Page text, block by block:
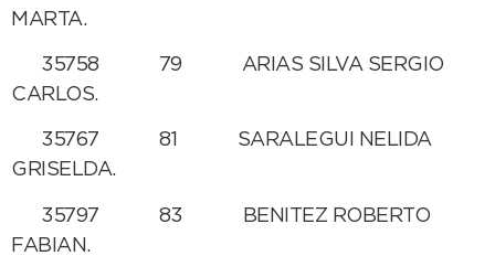
MARTA.
35758 79 ARIAS SILVA SERGIO
CARLOS.
35767 81 SARALEGUI NELIDA
GRISELDA.
35797 83 BENITEZ ROBERTO
FABIAN.